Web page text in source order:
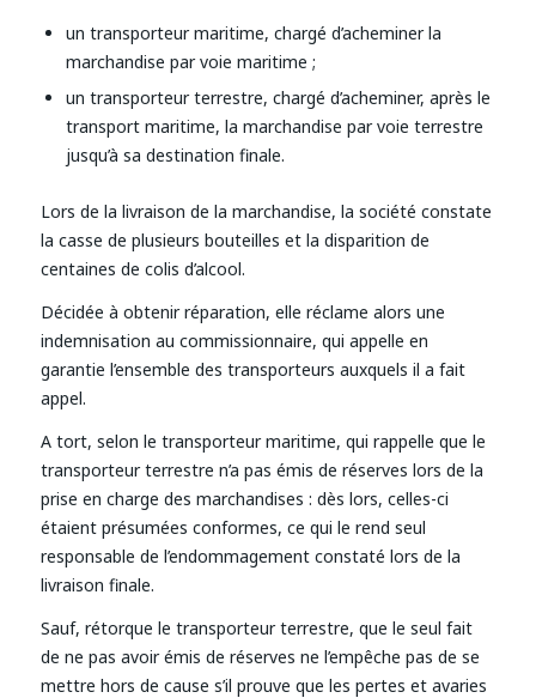
un transporteur maritime, chargé d’acheminer la
marchandise par voie maritime ;
un transporteur terrestre, chargé d’acheminer, après le
transport maritime, la marchandise par voie terrestre
jusqu’à sa destination finale.
Lors de la livraison de la marchandise, la société constate
la casse de plusieurs bouteilles et la disparition de
centaines de colis d’alcool.
Décidée à obtenir réparation, elle réclame alors une
indemnisation au commissionnaire, qui appelle en
garantie l’ensemble des transporteurs auxquels il a fait
appel.
A tort, selon le transporteur maritime, qui rappelle que le
transporteur terrestre n’a pas émis de réserves lors de la
prise en charge des marchandises : dès lors, celles-ci
étaient présumées conformes, ce qui le rend seul
responsable de l’endommagement constaté lors de la
livraison finale.
Sauf, rétorque le transporteur terrestre, que le seul fait
de ne pas avoir émis de réserves ne l’empêche pas de se
mettre hors de cause s’il prouve que les pertes et avaries